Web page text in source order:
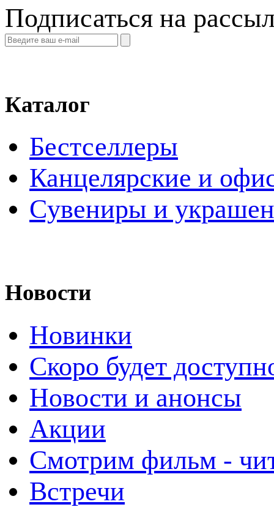
Подписаться на
Каталог
Бестселлеры
Канцелярские и
Cувениры и
Новости
Новинки
Скоро будет
Новости и анонсы
Акции
Смотрим фильм -
Встречи